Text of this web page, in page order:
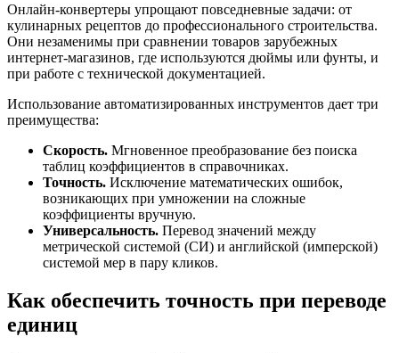
Онлайн-конвертеры упрощают повседневные задачи: от
кулинарных рецептов до профессионального строительства.
Они незаменимы при сравнении товаров зарубежных
интернет-магазинов, где используются дюймы или фунты, и
при работе с технической документацией.
Использование автоматизированных инструментов дает три
преимущества:
Скорость. Мгновенное преобразование без поиска
таблиц коэффициентов в справочниках.
Точность. Исключение математических ошибок,
возникающих при умножении на сложные
коэффициенты вручную.
Универсальность. Перевод значений между
метрической системой (СИ) и английской (имперской)
системой мер в пару кликов.
Как обеспечить точность при переводе
единиц